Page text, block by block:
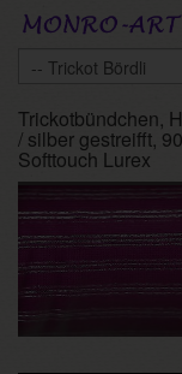
Skip
Trickotbündchen,
/ silber gestreifft,
Softtouch Lurex